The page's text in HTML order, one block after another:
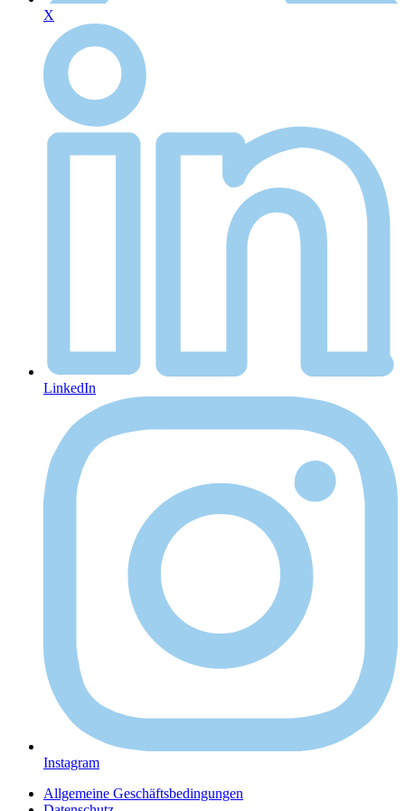
X
LinkedIn
Instagram
Allgemeine Geschäftsbedingungen